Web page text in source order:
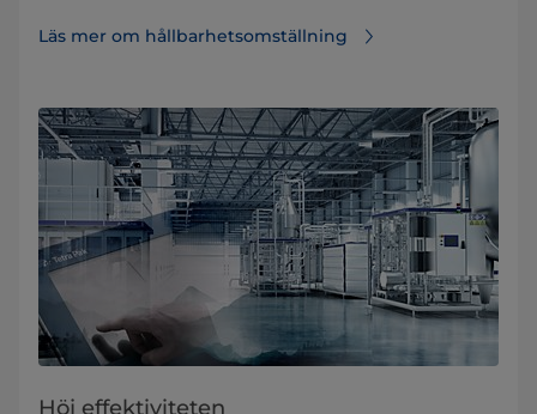
Läs mer om hållbarhetsomställning
Höj effektiviteten